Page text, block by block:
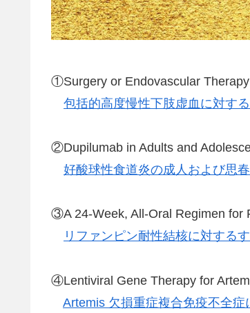
①Surgery or Endovascular
包括的高度慢性下肢虚血に対す
②Dupilumab in Adults and
好酸球性食道炎の成人および思
③A 24-Week, All-Oral Regimen for
リファンピン耐性結核に対する
④Lentiviral Gene Therapy for
Artemis 欠損重症複合免疫不全